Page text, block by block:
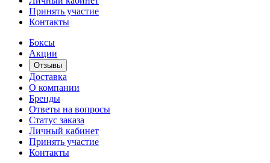
Принять участие
Контакты
Боксы
Акции
Отзывы
Доставка
О компании
Бренды
Ответы на вопросы
Статус заказа
Личный кабинет
Принять участие
Контакты